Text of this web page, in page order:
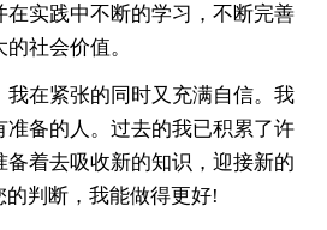
在实践中不断的学习，不断完善
社会价值。
在紧张的同时又充满自信。我
准备的人。过去的我已积累了许
备着去吸收新的知识，迎接新的
的判断，我能做得更好!